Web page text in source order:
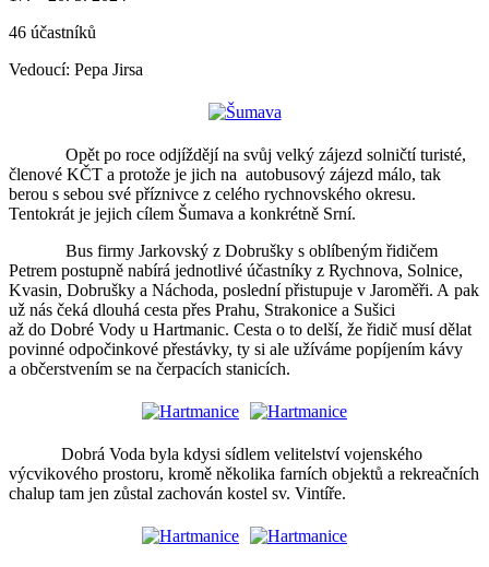
46 účastníků
Vedoucí: Pepa Jirsa
Opět po roce odjíždějí na svůj velký zájezd solničtí turisté,
členové KČT a protože je jich na autobusový zájezd málo, tak
berou s sebou své příznivce z celého rychnovského okresu.
Tentokrát je jejich cílem Šumava a konkrétně Srní.
Bus firmy Jarkovský z Dobrušky s oblíbeným řidičem
Petrem postupně nabírá jednotlivé účastníky z Rychnova, Solnice,
Kvasin, Dobrušky a Náchoda, poslední přistupuje v Jaroměři. A pak
už nás čeká dlouhá cesta přes Prahu, Strakonice a Sušici
až do Dobré Vody u Hartmanic. Cesta o to delší, že řidič musí dělat
povinné odpočinkové přestávky, ty si ale užíváme popíjením kávy
a občerstvením se na čerpacích stanicích.
Dobrá Voda byla kdysi sídlem velitelství vojenského
výcvikového prostoru, kromě několika farních objektů a rekreačních
chalup tam jen zůstal zachován kostel sv. Vintíře.